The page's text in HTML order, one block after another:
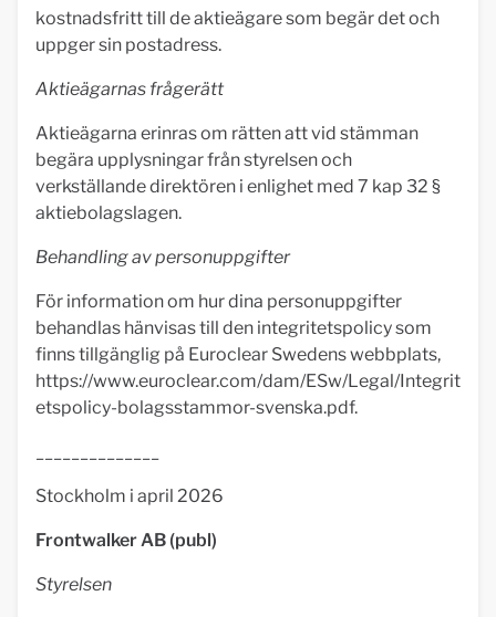
kostnadsfritt till de aktieägare som begär det och
uppger sin postadress.
Aktieägarnas frågerätt
Aktieägarna erinras om rätten att vid stämman
begära upplysningar från styrelsen och
verkställande direktören i enlighet med 7 kap 32 §
aktiebolagslagen.
Behandling av personuppgifter
För information om hur dina personuppgifter
behandlas hänvisas till den integritetspolicy som
finns tillgänglig på Euroclear Swedens webbplats,
https://www.euroclear.com/dam/ESw/Legal/Integrit
etspolicy-bolagsstammor-svenska.pdf.
Stockholm i april 2026
Frontwalker AB (publ)
Styrelsen